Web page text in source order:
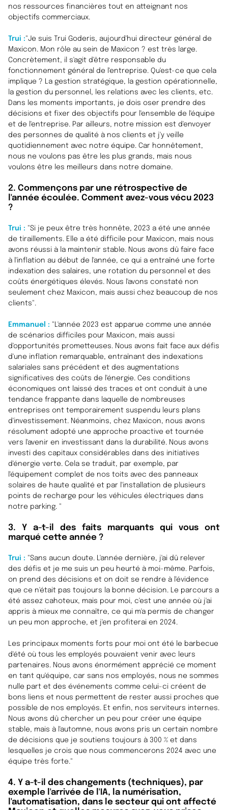
nos ressources financières tout en atteignant nos
objectifs commerciaux.
Trui :"Je suis Trui Goderis, aujourd'hui directeur général de
Maxicon. Mon rôle au sein de Maxicon ? est très large.
Concrètement, il s'agit d'être responsable du
fonctionnement général de l'entreprise. Qu'est-ce que cela
implique ? La gestion stratégique, la gestion opérationnelle,
la gestion du personnel, les relations avec les clients, etc.
Dans les moments importants, je dois oser prendre des
décisions et fixer des objectifs pour l'ensemble de l'équipe
et de l'entreprise. Par ailleurs, notre mission est d'envoyer
des personnes de qualité à nos clients et j'y veille
quotidiennement avec notre équipe. Car honnêtement,
nous ne voulons pas être les plus grands, mais nous
voulons être les meilleurs dans notre domaine.
2. Commençons par une rétrospective de
l'année écoulée. Comment avez-vous vécu 2023
?
Trui : "Si je peux être très honnête, 2023 a été une année
de tiraillements. Elle a été difficile pour Maxicon, mais nous
avons réussi à la maintenir stable. Nous avons dû faire face
à l'inflation au début de l'année, ce qui a entraîné une forte
indexation des salaires, une rotation du personnel et des
coûts énergétiques élevés. Nous l'avons constaté non
seulement chez Maxicon, mais aussi chez beaucoup de nos
clients".
Emmanuel : " L'année 2023 est apparue comme une année
de scénarios difficiles pour Maxicon, mais aussi
d'opportunités prometteuses. Nous avons fait face aux défis
d'une inflation remarquable, entraînant des indexations
salariales sans précédent et des augmentations
significatives des coûts de l'énergie. Ces conditions
économiques ont laissé des traces et ont conduit à une
tendance frappante dans laquelle de nombreuses
entreprises ont temporairement suspendu leurs plans
d'investissement. Néanmoins, chez Maxicon, nous avons
résolument adopté une approche proactive et tournée
vers l'avenir en investissant dans la durabilité. Nous avons
investi des capitaux considérables dans des initiatives
d'énergie verte. Cela se traduit, par exemple, par
l'équipement complet de nos toits avec des panneaux
solaires de haute qualité et par l'installation de plusieurs
points de recharge pour les véhicules électriques dans
notre parking. "
3. Y a-t-il des faits marquants qui vous ont
marqué cette année ?
Trui : "Sans aucun doute. L'année dernière, j'ai dû relever
des défis et je me suis un peu heurté à moi-même. Parfois,
on prend des décisions et on doit se rendre à l'évidence
que ce n'était pas toujours la bonne décision. Le parcours a
été assez cahoteux, mais pour moi, c'est une année où j'ai
appris à mieux me connaître, ce qui m'a permis de changer
un peu mon approche, et j'en profiterai en 2024.
Les principaux moments forts pour moi ont été le barbecue
d'été où tous les employés pouvaient venir avec leurs
partenaires. Nous avons énormément apprécié ce moment
en tant qu'équipe, car sans nos employés, nous ne sommes
nulle part et des événements comme celui-ci créent de
bons liens et nous permettent de rester aussi proches que
possible de nos employés. Et enfin, nos serviteurs internes.
Nous avons dû chercher un peu pour créer une équipe
stable, mais à l'automne, nous avons pris un certain nombre
de décisions que je soutiens toujours à 300 % et dans
lesquelles je crois que nous commencerons 2024 avec une
équipe très forte."
4. Y a-t-il des changements (techniques), par
exemple l'arrivée de l'IA, la numérisation,
l'automatisation, dans le secteur qui ont affecté